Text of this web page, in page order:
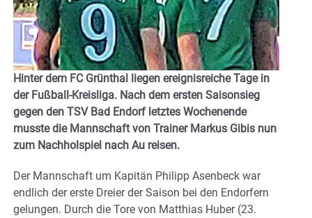
Hinter dem FC Grünthal liegen ereignisreiche Tage in
der Fußball-Kreisliga. Nach dem ersten Saisonsieg
gegen den TSV Bad Endorf letztes Wochenende
musste die Mannschaft von Trainer Markus Gibis nun
zum Nachholspiel nach Au reisen.
Der Mannschaft um Kapitän Philipp Asenbeck war
endlich der erste Dreier der Saison bei den Endorfern
gelungen. Durch die Tore von Matthias Huber (23.